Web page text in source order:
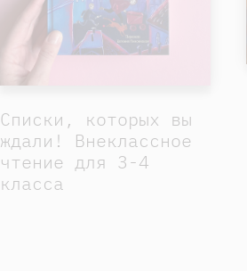
Списки, которых вы
ждали! Внеклассное
чтение для 3-4
класса